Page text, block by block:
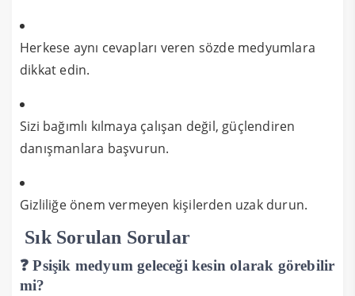
Herkese aynı cevapları veren sözde medyumlara
dikkat edin.
Sizi bağımlı kılmaya çalışan değil, güçlendiren
danışmanlara başvurun.
Gizliliğe önem vermeyen kişilerden uzak durun.
Sık Sorulan Sorular
❓ Psişik medyum geleceği kesin olarak görebilir
mi?